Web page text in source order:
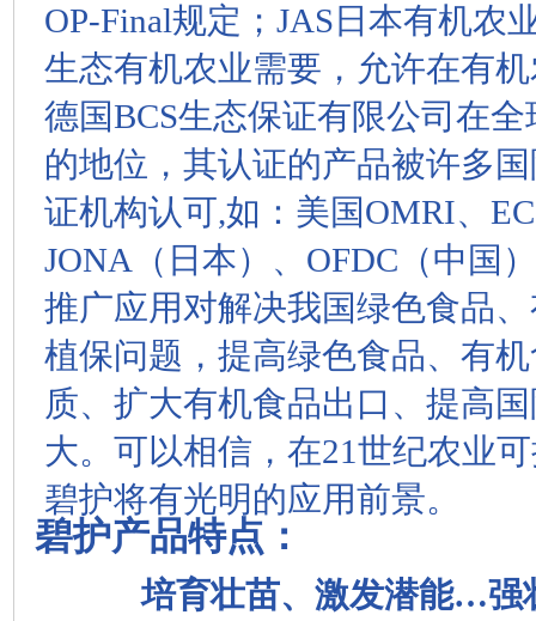
OP-Final规定；JAS日本有机农
生态有机农业需要，允许在有
德国BCS生态保证有限公司在
的地位，其认证的产品被许多
证机构认可,如：美国OMRI、
JONA（日本）、OFDC（中国
推广应用对解决我国绿色食品
植保问题，提高绿色食品、有
质、扩大有机食品出口、提高
大。可以相信，在21世纪农业
碧护将有光明的应用前景。
碧护产品特点：
培育壮苗、激发潜能…强